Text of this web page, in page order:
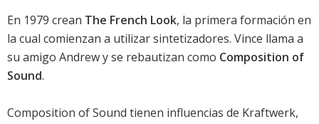
En 1979 crean The French Look, la primera formación en
la cual comienzan a utilizar sintetizadores. Vince llama a
su amigo Andrew y se rebautizan como Composition of
Sound.
Composition of Sound tienen influencias de Kraftwerk,